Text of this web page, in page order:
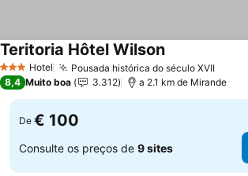
3 EstrelasHotel Pousada histórica do século XVII
Teritoria Hôtel Wilson
8,4 Muito boa 3.312 a 2.1 km de Mirande
De € 100
Consulte os preços de 9 sites